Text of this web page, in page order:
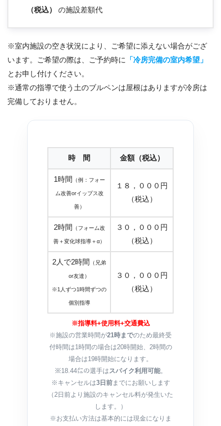
（税込）
の施設差額代
※室内施設の空き状況により、ご希望に添えない場合がござ
います。ご希望の際は、ご予約時に 「冷房完備の室内希望」
とお申し付けください。
※通常の指導で使う土のブルペンは屋根はありますが冷房は
完備しておりません。
時 間 金額（税込）
1時間 （例：フォー
ム改善orイップス改
善）
１８，０００円
（税込）
2時間 （フォーム改
善＋変化球指導＋α）
３０，０００円
（税込）
2人で2時間 （兄弟
or友達）
※1人ずつ1時間ずつの
個別指導
３０，０００円
（税込）
※指導料+使用料+交通費込
※施設の営業時間が21時までのため最終受
付時間は1時間の場合は20時開始、2時間の
場合は19時開始になります。
※18.44㍍の選手は スパイク利用可能。
※キャンセルは3日前までにお願いします
（2日前より施設のキャンセル料が発生いた
します。）
※お支払い方法は基本的には現金になりま